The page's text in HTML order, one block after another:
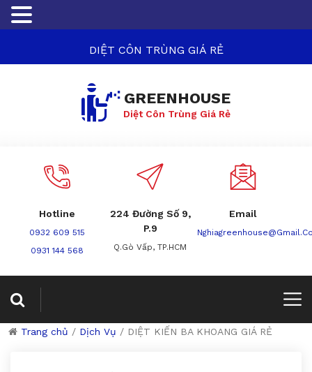
DIỆT CÔN TRÙNG GIÁ RẺ
GREENHOUSE
Diệt Côn Trùng Giá Rẻ
Hotline
0932 609 515
0931 144 568
224 Đường Số 9,
P.9
Q.Gò Vấp, TP.HCM
Email
Trang chủ / Dịch Vụ / DIỆT KIẾN BA KHOANG GIÁ RẺ